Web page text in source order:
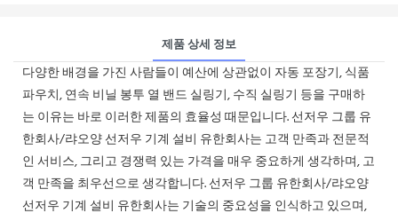
제품 상세 정보
다양한 배경을 가진 사람들이 예산에 상관없이 자동 포장기, 식품
파우치, 연속 비닐 봉투 열 밴드 실링기, 수직 실링기 등을 구매하
는 이유는 바로 이러한 제품의 효율성 때문입니다. 선저우 그룹 ​​유
한회사/랴오양 선저우 기계 설비 유한회사는 고객 만족과 전문적
인 서비스, 그리고 경쟁력 있는 가격을 매우 중요하게 생각하며, 고
객 만족을 최우선으로 생각합니다. 선저우 그룹 ​​유한회사/랴오양
선저우 기계 설비 유한회사는 기술의 중요성을 인식하고 있으며,